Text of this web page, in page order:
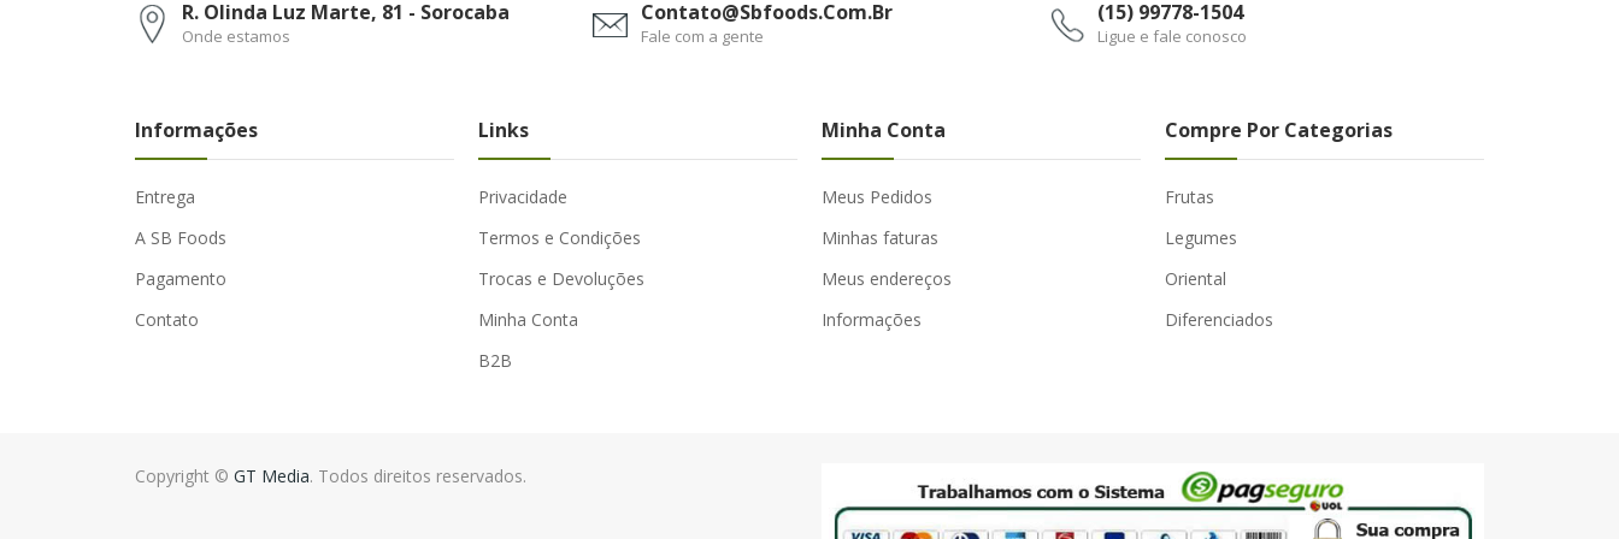
R. Olinda Luz Marte, 81 - Sorocaba
Onde estamos
Contato@sbfoods.com.br
Fale com a gente
(15) 99778-1504
Ligue e fale conosco
Informações
Entrega
A SB Foods
Pagamento
Contato
Links
Privacidade
Termos e Condições
Trocas e Devoluções
Minha Conta
B2B
Minha Conta
Meus Pedidos
Minhas faturas
Meus endereços
Informações
Compre Por Categorias
Frutas
Legumes
Oriental
Diferenciados
Copyright © GT Media. Todos direitos reservados.